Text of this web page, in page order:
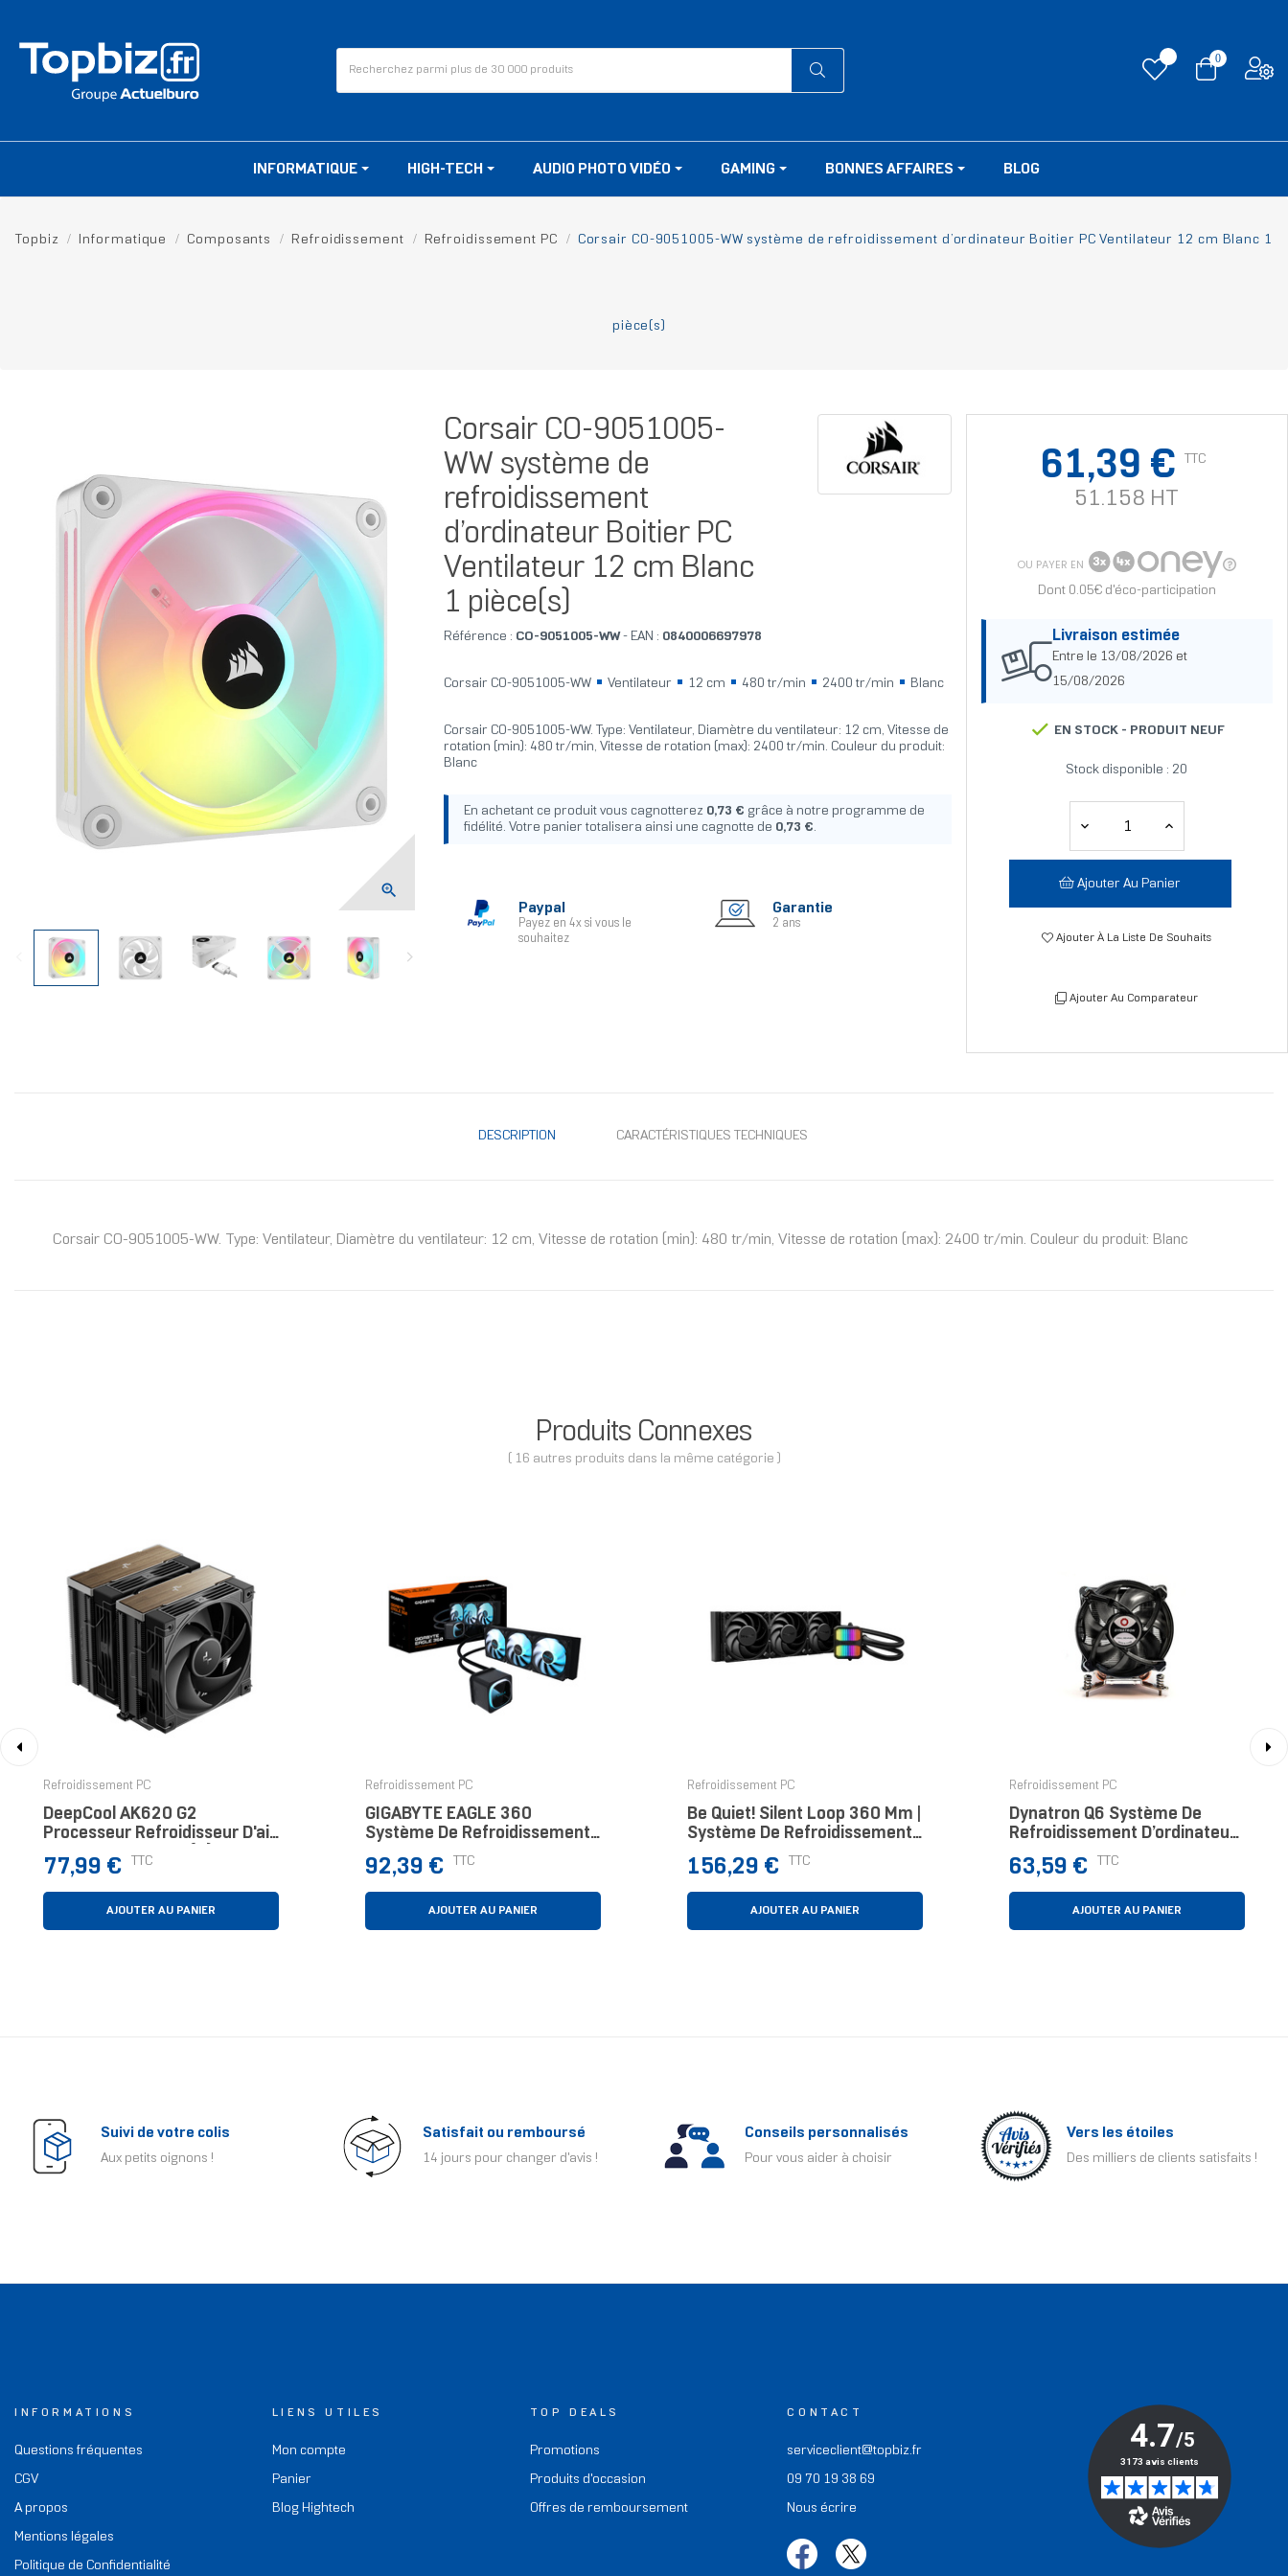
0
INFORMATIQUE HIGH-TECH AUDIO PHOTO VIDÉO GAMING BONNES AFFAIRES BLOG
Topbiz Informatique Composants Refroidissement Refroidissement PC Corsair CO-9051005-WW système de refroidissement d’ordinateur Boitier PC Ventilateur 12 cm Blanc 1
pièce(s)

Corsair CO-9051005-
WW système de
refroidissement
d’ordinateur Boitier PC
Ventilateur 12 cm Blanc
1 pièce(s)
Référence : CO-9051005-WW- EAN : 0840006697978
Corsair CO-9051005-WW Ventilateur 12 cm 480 tr/min 2400 tr/min Blanc
Corsair CO-9051005-WW. Type: Ventilateur, Diamètre du ventilateur: 12 cm, Vitesse de
rotation (min): 480 tr/min, Vitesse de rotation (max): 2400 tr/min. Couleur du produit:
Blanc
En achetant ce produit vous cagnotterez 0,73 € grâce à notre programme de
fidélité. Votre panier totalisera ainsi une cagnotte de 0,73 €.
Paypal
Payez en 4x si vous le
souhaitez
Garantie
2 ans
61,39 € TTC
51.158 HT
OU PAYER EN
Dont 0.05€ d'éco-participation
Livraison estimée
Entre le 13/08/2026 et
15/08/2026
EN STOCK - PRODUIT NEUF
Stock disponible : 20
Ajouter Au Panier
Ajouter À La Liste De Souhaits
Ajouter Au Comparateur
DESCRIPTION CARACTÉRISTIQUES TECHNIQUES
Corsair CO-9051005-WW. Type: Ventilateur, Diamètre du ventilateur: 12 cm, Vitesse de rotation (min): 480 tr/min, Vitesse de rotation (max): 2400 tr/min. Couleur du produit: Blanc
Produits Connexes
( 16 autres produits dans la même catégorie )
Refroidissement PC
DeepCool AK620 G2
Processeur Refroidisseur D'air
12 Cm Noir 1 Pièce(s)
Prix
77,99 € TTC
AJOUTER AU PANIER
Refroidissement PC
GIGABYTE EAGLE 360
Système De Refroidissement
Liquide Pour CPU - 3x120mm
Ventilateurs ARGB, Écran LCD
Couleur, DAISY-CHAIN, Comp
Prix
92,39 € TTC
AJOUTER AU PANIER
Refroidissement PC
Be Quiet! Silent Loop 360 Mm |
Système De Refroidissement
Liquide Tout-En-Un, 360 Mm,
Noir, Socket Intel Et AMD
Prix
156,29 € TTC
AJOUTER AU PANIER
Refroidissement PC
Dynatron Q6 Système De
Refroidissement D’ordinateur
Processeur Refroidisseur D'air
9,2 Cm Noir 1 Pièce(s)
Prix
63,59 € TTC
AJOUTER AU PANIER
Suivi de votre colis
Aux petits oignons !
Satisfait ou remboursé
14 jours pour changer d'avis !
Conseils personnalisés
Pour vous aider à choisir
Vers les étoiles
Des milliers de clients satisfaits !
INFORMATIONS
Questions fréquentes
CGV
A propos
Mentions légales
Politique de Confidentialité
LIENS UTILES
Mon compte
Panier
Blog Hightech
TOP DEALS
Promotions
Produits d'occasion
Offres de remboursement
CONTACT
serviceclient@topbiz.fr
09 70 19 38 69
Nous écrire